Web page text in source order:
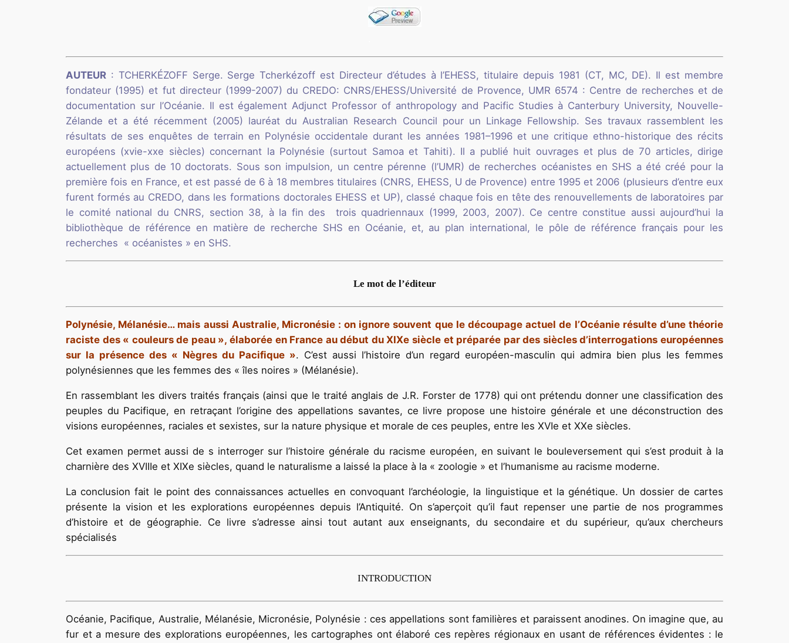
AUTEUR : TCHERKÉZOFF Serge. Serge Tcherkézoff est Directeur d’études à l’EHESS, titulaire depuis 1981 (CT, MC, DE). Il est membre
fondateur (1995) et fut directeur (1999-2007) du CREDO: CNRS/EHESS/Université de Provence, UMR 6574 : Centre de recherches et de
documentation sur l’Océanie. Il est également Adjunct Professor of anthropology and Pacific Studies à Canterbury University, Nouvelle-
Zélande et a été récemment (2005) lauréat du Australian Research Council pour un Linkage Fellowship. Ses travaux rassemblent les
résultats de ses enquêtes de terrain en Polynésie occidentale durant les années 1981–1996 et une critique ethno-historique des récits
européens (xvie-xxe siècles) concernant la Polynésie (surtout Samoa et Tahiti). Il a publié huit ouvrages et plus de 70 articles, dirige
actuellement plus de 10 doctorats. Sous son impulsion, un centre pérenne (l’UMR) de recherches océanistes en SHS a été créé pour la
première fois en France, et est passé de 6 à 18 membres titulaires (CNRS, EHESS, U de Provence) entre 1995 et 2006 (plusieurs d’entre eux
furent formés au CREDO, dans les formations doctorales EHESS et UP), classé chaque fois en tête des renouvellements de laboratoires par
le comité national du CNRS, section 38, à la fin des trois quadriennaux (1999, 2003, 2007). Ce centre constitue aussi aujourd’hui la
bibliothèque de référence en matière de recherche SHS en Océanie, et, au plan international, le pôle de référence français pour les
recherches « océanistes » en SHS.
Le mot de l’éditeur
Polynésie, Mélanésie… mais aussi Australie, Micronésie : on ignore souvent que le découpage actuel de l’Océanie résulte d’une théorie
raciste des « couleurs de peau », élaborée en France au début du XIXe siècle et préparée par des siècles d’interrogations européennes
sur la présence des « Nègres du Pacifique ». C’est aussi l’histoire d’un regard européen-masculin qui admira bien plus les femmes
polynésiennes que les femmes des « îles noires » (Mélanésie).
En rassemblant les divers traités français (ainsi que le traité anglais de J.R. Forster de 1778) qui ont prétendu donner une classification des
peuples du Pacifique, en retraçant l’origine des appellations savantes, ce livre propose une histoire générale et une déconstruction des
visions européennes, raciales et sexistes, sur la nature physique et morale de ces peuples, entre les XVIe et XXe siècles.
Cet examen permet aussi de s interroger sur l’histoire générale du racisme européen, en suivant le bouleversement qui s’est produit à la
charnière des XVIIIe et XIXe siècles, quand le naturalisme a laissé la place à la « zoologie » et l’humanisme au racisme moderne.
La conclusion fait le point des connaissances actuelles en convoquant l’archéologie, la linguistique et la génétique. Un dossier de cartes
présente la vision et les explorations européennes depuis l’Antiquité. On s’aperçoit qu’il faut repenser une partie de nos programmes
d’histoire et de géographie. Ce livre s’adresse ainsi tout autant aux enseignants, du secondaire et du supérieur, qu’aux chercheurs
spécialisés
INTRODUCTION
Océanie, Paciﬁque, Australie, Mélanésie, Micronésie, Polynésie : ces appellations sont familières et paraissent anodines. On imagine que, au
fur et a mesure des explorations européennes, les cartographes ont élaboré ces repères régionaux en usant de références évidentes : le